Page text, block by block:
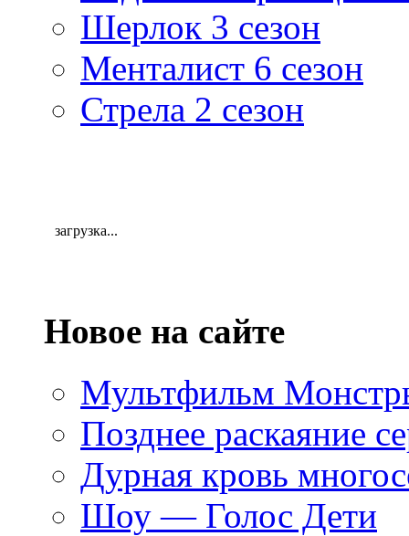
Шерлок 3 сезон
Менталист 6 сезон
Стрела 2 сезон
загрузка...
Новое на сайте
Мультфильм
Позднее раскаяние
Дурная кровь
Шоу — Голос Дети